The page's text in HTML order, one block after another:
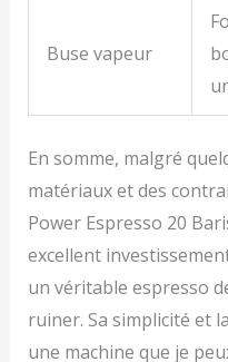
Buse vapeur
En somme, malgré
matériaux et des
Power Espresso 20
excellent
un véritable espresso
ruiner. Sa simplicité et
une machine que je